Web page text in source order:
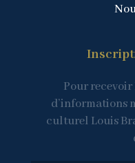
Pour
d’informations
culturel Louis